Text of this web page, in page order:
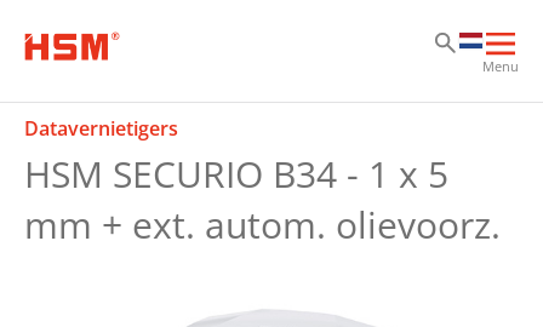
Menu
Datavernietigers
HSM SECURIO B34 - 1 x 5
mm + ext. autom. olievoorz.